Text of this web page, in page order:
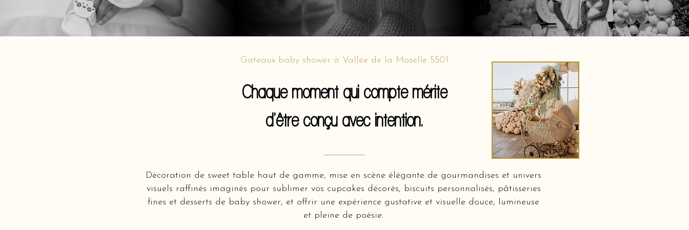
Gateaux baby shower à Vallée de la Moselle 5501
Chaque moment qui compte mérite
d'être conçu avec intention.
Décoration de sweet table haut de gamme, mise en scène élégante de gourmandises et univers
visuels raffinés imaginés pour sublimer vos cupcakes décorés, biscuits personnalisés, pâtisseries
fines et desserts de baby shower, et offrir une expérience gustative et visuelle douce, lumineuse
et pleine de poésie.